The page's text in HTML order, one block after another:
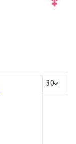
Mostrar #